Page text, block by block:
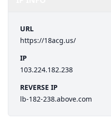
URL
https://18acg.us/
IP
103.224.182.238
REVERSE IP
lb-182-238.above.com